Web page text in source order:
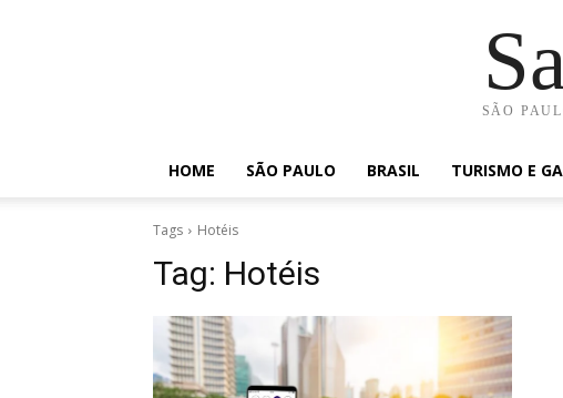
SÃO
HOME SÃO PAULO BRASIL TURISMO E
Tags Hotéis
Tag: Hotéis